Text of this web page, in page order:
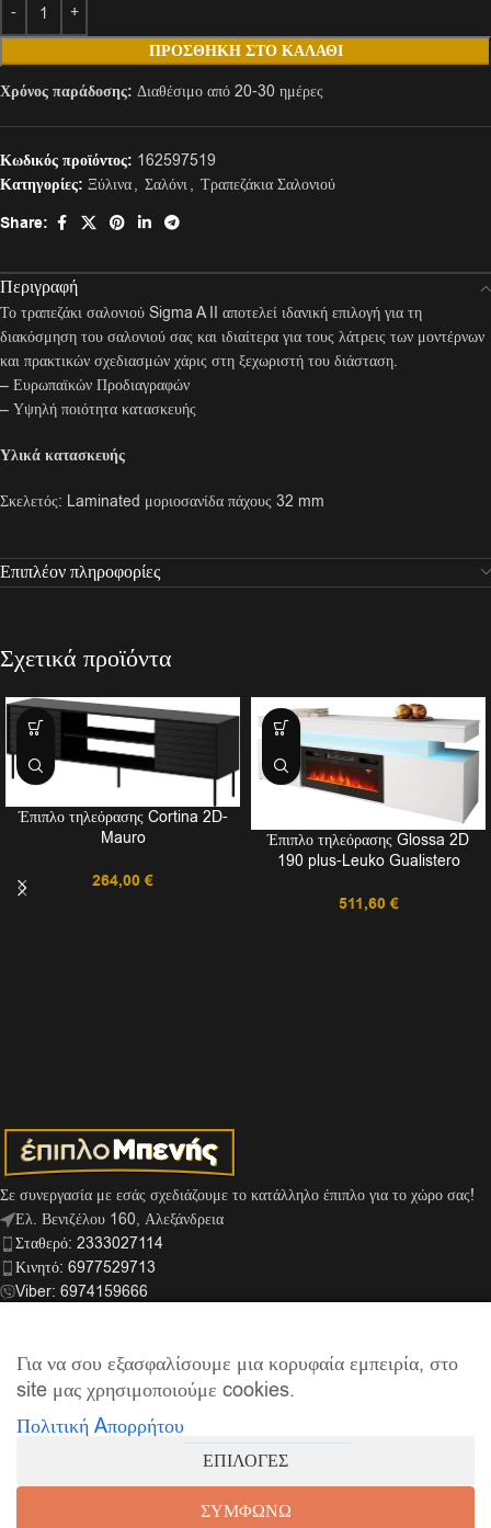
ΠΡΟΣΘΉΚΗ ΣΤΟ ΚΑΛΆΘΙ
Χρόνος παράδοσης: Διαθέσιμο από 20-30 ημέρες
Κωδικός προϊόντος: 162597519
Κατηγορίες: Ξύλινα, Σαλόνι, Τραπεζάκια Σαλονιού
Share:
Περιγραφή
Το τραπεζάκι σαλονιού Sigma A II αποτελεί ιδανική επιλογή για τη
διακόσμηση του σαλονιού σας και ιδιαίτερα για τους λάτρεις των μοντέρνων
και πρακτικών σχεδιασμών χάρις στη ξεχωριστή του διάσταση.
– Ευρωπαϊκών Προδιαγραφών
– Υψηλή ποιότητα κατασκευής
Υλικά κατασκευής
Σκελετός: Laminated μοριοσανίδα πάχους 32 mm
Επιπλέον πληροφορίες
Σχετικά προϊόντα
Έπιπλο τηλεόρασης Cortina 2D-
Mauro
264,00 €
Έπιπλο τηλεόρασης Glossa 2D
190 plus-Leuko Gualistero
511,60 €
Σε συνεργασία με εσάς σχεδιάζουμε το κατάλληλο έπιπλο για το χώρο σας!
Ελ. Βενιζέλου 160, Αλεξάνδρεια
Σταθερό: 2333027114
Κινητό: 6977529713
Viber: 6974159666
ΣΎΝΔΕΣΜΟΙ
ΠΛΗΡΟΦΟΡΊΕΣ
Έπιπλο Μπενής| Supported by
Για να σου εξασφαλίσουμε μια κορυφαία εμπειρία, στο
site μας χρησιμοποιούμε cookies.
Πολιτική Aπορρήτου
ΕΠΙΛΟΓΕΣ
ΣΥΜΦΩΝΩ